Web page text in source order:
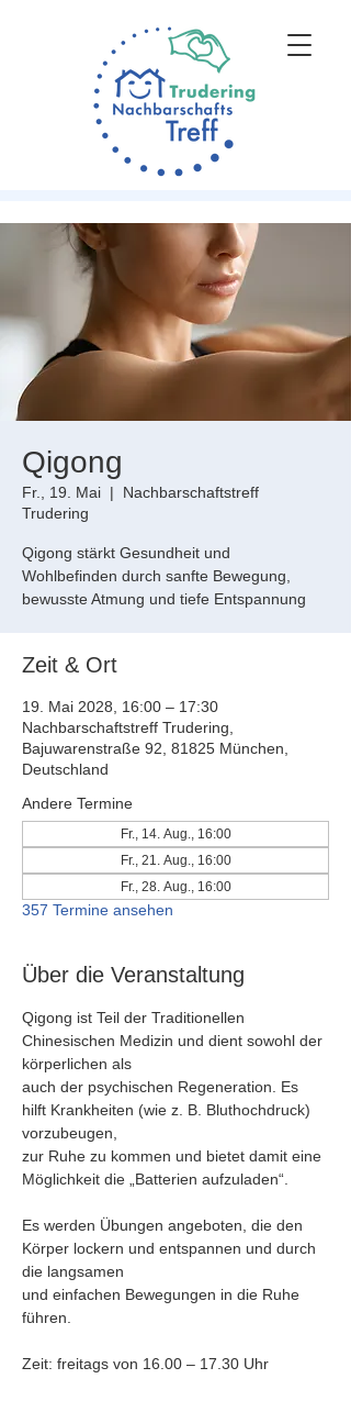
Qigong
Fr., 19. Mai
  |
Nachbarschaftstreff
Trudering
Qigong stärkt Gesundheit und
Wohlbefinden durch sanfte Bewegung,
bewusste Atmung und tiefe Entspannung
Zeit & Ort
19. Mai 2028, 16:00 – 17:30
Nachbarschaftstreff Trudering,
Bajuwarenstraße 92, 81825 München,
Deutschland
Andere Termine
Fr., 14. Aug., 16:00
Fr., 21. Aug., 16:00
Fr., 28. Aug., 16:00
357 Termine ansehen
Über die Veranstaltung
Qigong ist Teil der Traditionellen
Chinesischen Medizin und dient sowohl der
körperlichen als
auch der psychischen Regeneration. Es
hilft Krankheiten (wie z. B. Bluthochdruck)
vorzubeugen,
zur Ruhe zu kommen und bietet damit eine
Möglichkeit die „Batterien aufzuladen“.
Es werden Übungen angeboten, die den
Körper lockern und entspannen und durch
die langsamen
und einfachen Bewegungen in die Ruhe
führen.
Zeit: freitags von 16.00 – 17.30 Uhr